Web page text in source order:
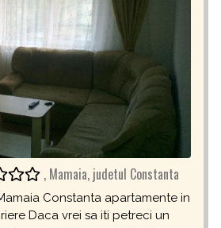
, Mamaia, judetul Constanta
Constanta apartamente in
Daca vrei sa iti petreci un